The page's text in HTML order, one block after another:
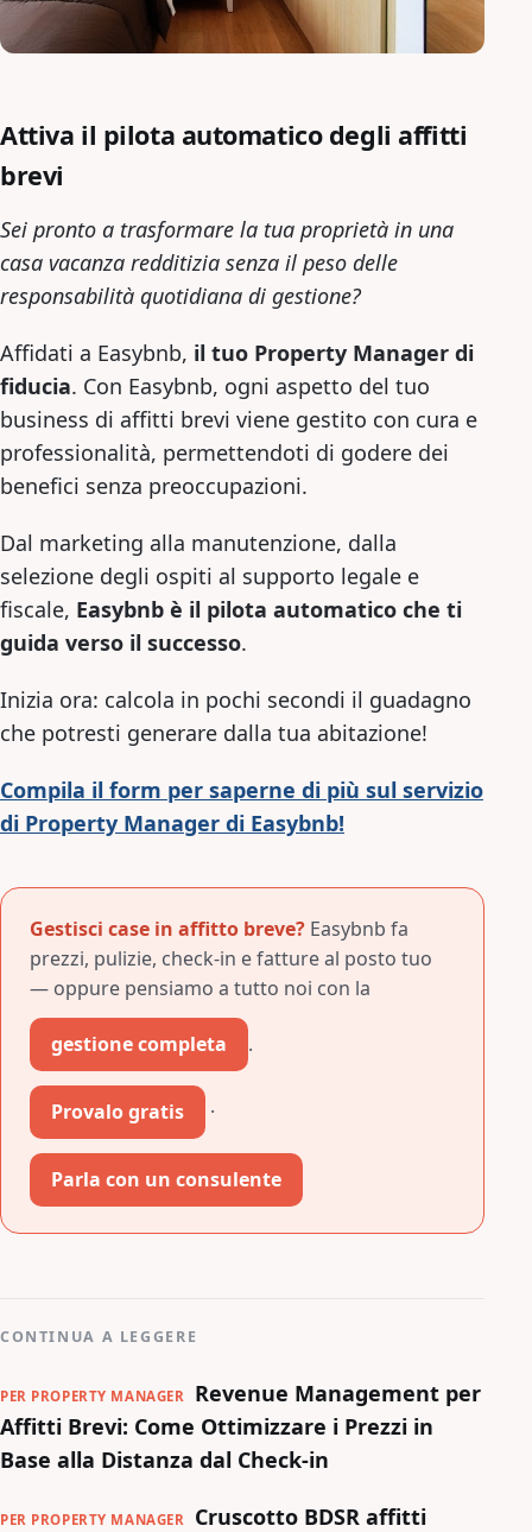
Attiva il pilota automatico degli affitti
brevi
Sei pronto a trasformare la tua proprietà in una
casa vacanza redditizia senza il peso delle
responsabilità quotidiana di gestione?
Affidati a Easybnb, il tuo Property Manager di
fiducia. Con Easybnb, ogni aspetto del tuo
business di affitti brevi viene gestito con cura e
professionalità, permettendoti di godere dei
benefici senza preoccupazioni.
Dal marketing alla manutenzione, dalla
selezione degli ospiti al supporto legale e
fiscale, Easybnb è il pilota automatico che ti
guida verso il successo.
Inizia ora: calcola in pochi secondi il guadagno
che potresti generare dalla tua abitazione!
Compila il form per saperne di più sul servizio
di Property Manager di Easybnb!
Gestisci case in affitto breve? Easybnb fa
prezzi, pulizie, check-in e fatture al posto tuo
— oppure pensiamo a tutto noi con la
gestione completa .
Provalo gratis ·
Parla con un consulente
CONTINUA A LEGGERE
PER PROPERTY MANAGER
Revenue Management per
Affitti Brevi: Come Ottimizzare i Prezzi in
Base alla Distanza dal Check-in
PER PROPERTY MANAGER Cruscotto BDSR affitti